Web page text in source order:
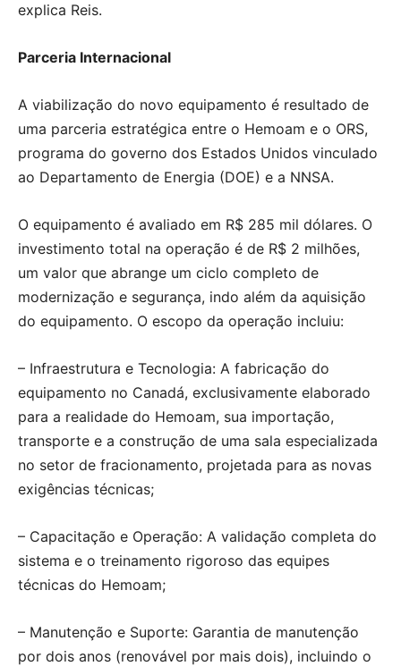
explica Reis.
Parceria Internacional
A viabilização do novo equipamento é resultado de
uma parceria estratégica entre o Hemoam e o ORS,
programa do governo dos Estados Unidos vinculado
ao Departamento de Energia (DOE) e a NNSA.
O equipamento é avaliado em R$ 285 mil dólares. O
investimento total na operação é de R$ 2 milhões,
um valor que abrange um ciclo completo de
modernização e segurança, indo além da aquisição
do equipamento. O escopo da operação incluiu:
– Infraestrutura e Tecnologia: A fabricação do
equipamento no Canadá, exclusivamente elaborado
para a realidade do Hemoam, sua importação,
transporte e a construção de uma sala especializada
no setor de fracionamento, projetada para as novas
exigências técnicas;
– Capacitação e Operação: A validação completa do
sistema e o treinamento rigoroso das equipes
técnicas do Hemoam;
– Manutenção e Suporte: Garantia de manutenção
por dois anos (renovável por mais dois), incluindo o